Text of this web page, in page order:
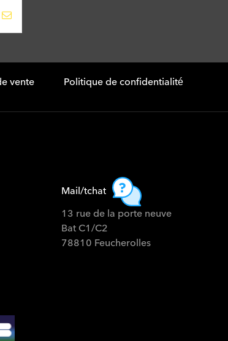
vente Politique de confidentialité
Mail/tchat
13 rue de la porte neuve
Bat C1/C2
78810 Feucherolles